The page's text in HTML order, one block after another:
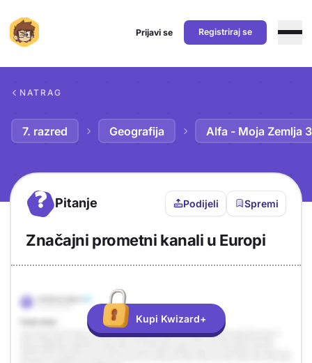
Prijavi se Registriraj se
NATRAG
7. razred Geografija Alfa - Moja Zemlja 3
? Pitanje Podijeli Spremi
Značajni prometni kanali u Europi
Odgovor
Objašnjenje
Kupi Kwizard+